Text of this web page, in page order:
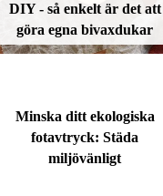
DIY - så enkelt är det att
göra egna bivaxdukar
Minska ditt ekologiska
fotavtryck: Städa
miljövänligt